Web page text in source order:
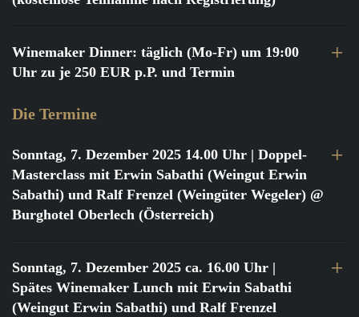
Winemaker Dinner: täglich (Mo-Fr) um 19:00
Uhr zu je 250 EUR p.P. und Termin
Die Termine
Sonntag, 7. Dezember 2025 14.00 Uhr | Doppel-
Masterclass mit Erwin Sabathi (Weingut Erwin
Sabathi) und Ralf Frenzel (Weingüter Wegeler) @
Burghotel Oberlech (Österreich)
Sonntag, 7. Dezember 2025 ca. 16.00 Uhr |
Spätes Winemaker Lunch mit Erwin Sabathi
(Weingut Erwin Sabathi) und Ralf Frenzel